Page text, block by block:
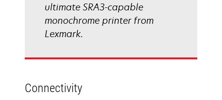
ultimate SRA3-capable
monochrome printer from
Lexmark.
Connectivity